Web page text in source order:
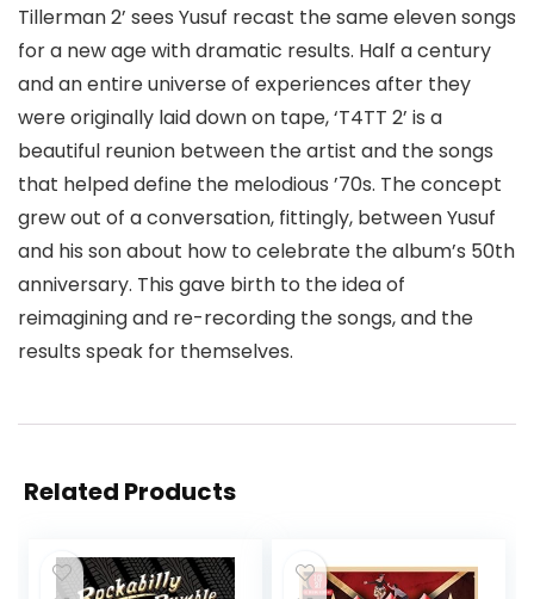
Tillerman 2’ sees Yusuf recast the same eleven songs
for a new age with dramatic results. Half a century
and an entire universe of experiences after they
were originally laid down on tape, ‘T4TT 2’ is a
beautiful reunion between the artist and the songs
that helped define the melodious ’70s. The concept
grew out of a conversation, fittingly, between Yusuf
and his son about how to celebrate the album’s 50th
anniversary. This gave birth to the idea of
reimagining and re-recording the songs, and the
results speak for themselves.
Related Products